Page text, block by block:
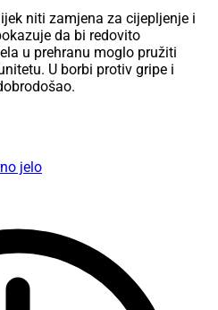
niti zamjena za cijepljenje i
da bi redovito
u prehranu moglo pružiti
U borbi protiv gripe i
jelo